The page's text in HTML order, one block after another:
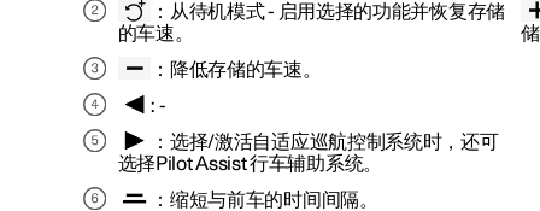
： 从待机模式- 启用选择的功能并恢复存储
的车速。
：降低存储的车速。
: -
：选择/激活自适应巡航控制系统时，还可
选择Pilot Assist 行车辅助系统。
：缩短与前车的时间间隔。